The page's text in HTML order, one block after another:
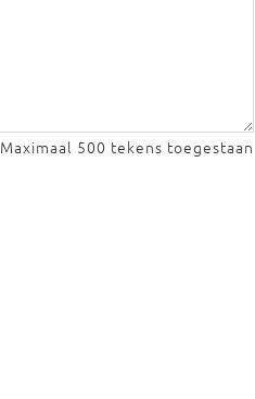
Maximaal 500 tekens toegestaan